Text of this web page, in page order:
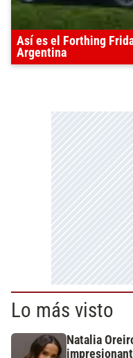
Así es el Forthing
Argentina
Lo más visto
Natalia